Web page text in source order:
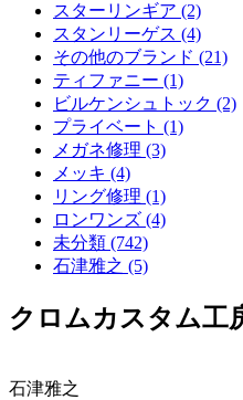
スターリンギア (2)
スタンリーゲス (4)
その他のブランド (21)
ティファニー (1)
ビルケンシュトック (2)
プライベート (1)
メガネ修理 (3)
メッキ (4)
リング修理 (1)
ロンワンズ (4)
未分類 (742)
石津雅之 (5)
クロムカスタム工
石津雅之